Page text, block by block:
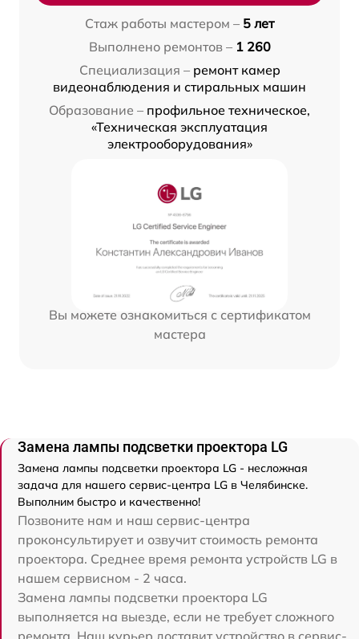
Стаж работы мастером – 5 лет
Выполнено ремонтов – 1 260
Специализация – ремонт камер
видеонаблюдения и стиральных машин
Образование – профильное техническое,
«Техническая эксплуатация
электрооборудования»
Вы можете ознакомиться с сертификатом
мастера
Замена лампы подсветки проектора LG
Замена лампы подсветки проектора LG - несложная
задача для нашего сервис-центра LG в Челябинске.
Выполним быстро и качественно!
Позвоните нам и наш сервис-центра
проконсультирует и озвучит стоимость ремонта
проектора. Среднее время ремонта устройств LG в
нашем сервисном - 2 часа.
Замена лампы подсветки проектора LG
выполняется на выезде, если не требует сложного